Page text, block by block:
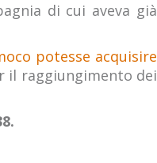
di cui aveva già
potesse acquisire
il raggiungimento dei